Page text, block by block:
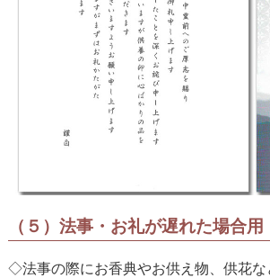
（５）法事・お礼が遅れた場合用
◇法事の際にお香典やお供え物、供花な